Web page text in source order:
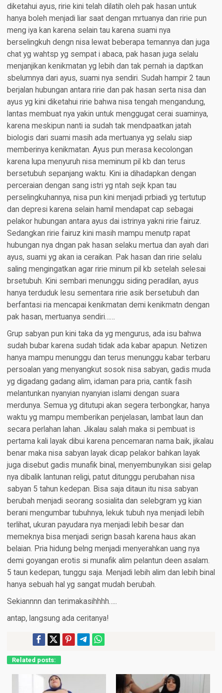
diketahui ayus, ririe kini telah dilatih oleh pak hasan untuk
hanya boleh menjadi liar saat dengan mrtuanya dan ririe pun
meng iya kan karena selain tau karena suami nya
berselingkuh dengn nisa lewat beberapa temannya dan juga
chat yg wahtsp yg sempat i abaca, pak hasan juga selalu
menjanjikan kenikmatan yg lebih dan tak pernah ia daptkan
sbelumnya dari ayus, suami nya sendiri. Sudah hampir 2 taun
berjalan hubungan antara ririe dan pak hasan serta nisa dan
ayus yg kini diketahui ririe bahwa nisa tengah mengandung,
lantas membuat nya yakin untuk menggugat cerai suaminya,
karena meskipun nanti ia sudah tak mendpaatkan jatah
biologis dari suami masih ada mertuanya yg selalu siap
memberinya kenikmatan. Ayus pun merasa kecolongan
karena lupa menyuruh nisa meminum pil kb dan terus
bersetubuh sepanjang waktu. Kini ia dihadapkan dengan
perceraian dengan sang istri yg ntah sejk kpan tau
perselingkuhannya, nisa pun kini menjadi prbiadi yg tertutup
dan depresi karena selain hamil mendapat cap sebagai
pelakor hubungan antara ayus dai istrinya yakni ririe fairuz.
Sedangkan ririe fairuz kini masih mampu menutp rapat
hubungan nya dngan pak hasan selaku mertua dan ayah dari
ayus, suami yg akan ia ceraikan. Pak hasan dan ririe selalu
saling mengingatkan agar ririe minum pil kb setelah selesai
brsetubuh. Kini sembari menunggu siding peradilan, ayus
hanya terduduk lesu sementara ririe asik bersetubuh dan
berfantasi ria mencapai kenikmatan demi kenikmatn dengan
pak hasan, mertuanya sendiri……
Grup sabyan pun kini taka da yg mengurus, ada isu bahwa
sudah bubar karena sudah tidak ada kabar apapun. Netizen
hanya mampu menunggu dan terus menunggu kabar terbaru
persoalan yang menyangkut sosok nisa sabyan, gadis muda
yg digadang gadang alim, idaman para pria, cantik fasih
melantunkan nyanyian nyanyian islami dengan suara
merdunya. Semua yg ditutupi akan segera terbongkar, hanya
waktu yg mampu memberikan penjelasan, lambat laun dan
secara perlahan lahan. Jikalau salah maka si pembuat is
pertama kali layak dibui karena pencemaran nama baik, jikalau
benar maka nisa sabyan layak dicap pelakor bahkan layak
juga disebut gadis munafik binal, menyembunyikan sisi gelap
nya dibalik lantunan religi, patut ditunggu perubahan nisa
sabyan 5 tahun kedepan. Bisa saja ditaun itu nisa sabyan
berubah menjadi seorang sosialita dan selebgram yg kian
berani mengumbar tubuhnya, lekuk tubuh nya menjadi lebih
terlihat, ukuran payudara nya menjadi lebih besar dan
memeknya bisa menjadi serign basah karena haus akan
belaian. Pria hidung belng menjadi menyerahkan uang nya
demi goyangan erotis si munafik alim pelantun deen asalam.
5 taun kedepan, tunggu saja. Menjadi lebih alim dan lebih binal
hanya sebuah hal yg sangat mudah berubah.
Sekiannnn dan terimakasihhhh…..
antap, langsung ada ceritanya!
Related posts: